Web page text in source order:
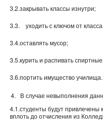
3.2.закрывать классы изнутри;
3.3. уходить с ключом от
3.4.оставлять мусор;
3.5.курить и распивать
3.6.портить имущество училища.
В случае невыполнения
4.1.студенты будут привлечены
вплоть до отчисления из